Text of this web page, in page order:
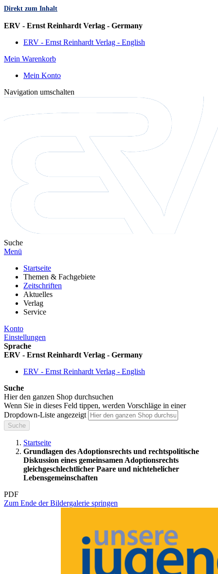
Direkt zum Inhalt
ERV - Ernst Reinhardt Verlag - Germany
ERV - Ernst Reinhardt Verlag - English
Mein Warenkorb
Mein Konto
Navigation umschalten
Suche
Menü
Startseite
Themen & Fachgebiete
Zeitschriften
Aktuelles
Verlag
Service
Konto
Einstellungen
Sprache
ERV - Ernst Reinhardt Verlag - Germany
ERV - Ernst Reinhardt Verlag - English
Suche
Hier den ganzen Shop durchsuchen
Wenn Sie in dieses Feld tippen, werden Vorschläge in einer
Dropdown-Liste angezeigt
Suche
Startseite
Grundlagen des Adoptionsrechts und rechtspolitische
Diskussion eines gemeinsamen Adoptionsrechts
gleichgeschlechtlicher Paare und nichtehelicher
Lebensgemeinschaften
PDF
Zum Ende der Bildergalerie springen